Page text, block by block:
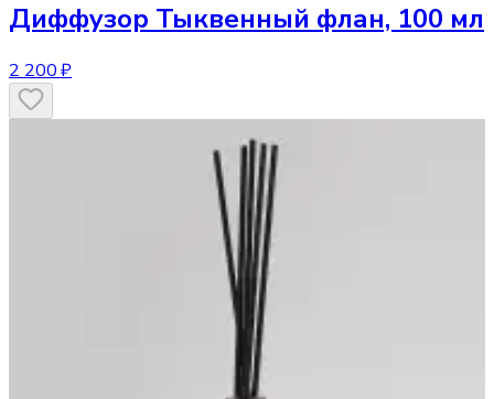
Диффузор Тыквенный флан, 100 мл
2 200 ₽